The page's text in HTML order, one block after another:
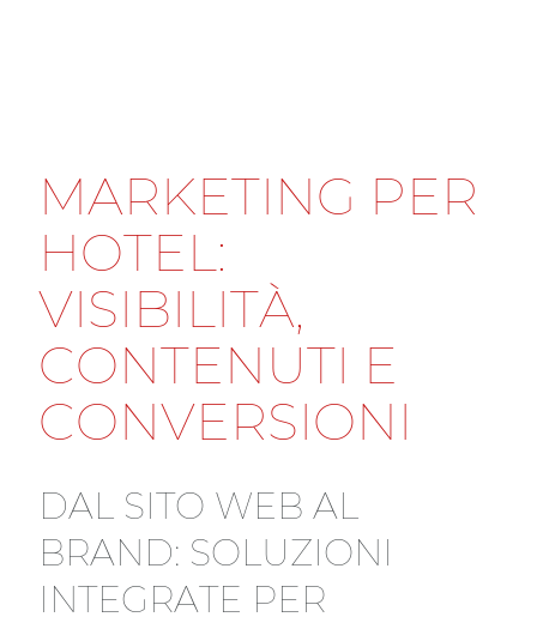
MARKETING PER
HOTEL:
VISIBILITÀ,
CONTENUTI E
CONVERSIONI
DAL SITO WEB AL
BRAND: SOLUZIONI
I NTEGRATE PER